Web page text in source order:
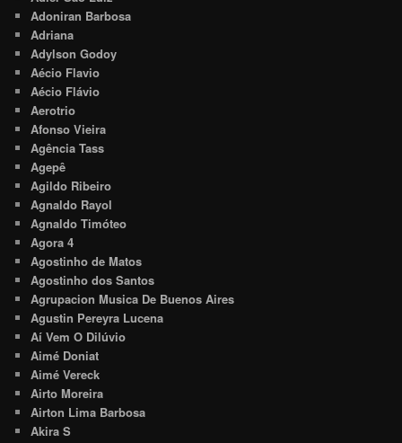
Adoniran Barbosa
Adriana
Adylson Godoy
Aécio Flavio
Aécio Flávio
Aerotrio
Afonso Vieira
Agência Tass
Agepê
Agildo Ribeiro
Agnaldo Rayol
Agnaldo Timóteo
Agora 4
Agostinho de Matos
Agostinho dos Santos
Agrupacion Musica De Buenos Aires
Agustin Pereyra Lucena
Aí Vem O Dilúvio
Aimé Doniat
Aimé Vereck
Airto Moreira
Airton Lima Barbosa
Akira S